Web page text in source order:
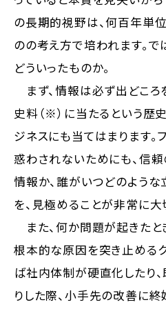
の長期的視野は、何百年単
のの考え方で培われます。
どういったものか。
まず、情報は必ず出どころ
史料（※）に当たるという歴
ジネスにも当てはまります。
惑わされないためにも、信
情報か、誰がいつどのよう
を、見極めることが非常に大
また、何か問題が起きたと
根本的な原因を突き止める
ば社内体制が硬直化したり
りした際、小手先の改善に